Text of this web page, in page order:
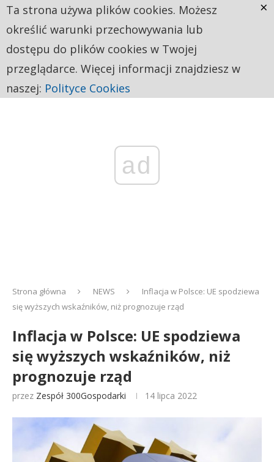
ad
Strona główna NEWS
Inflacja w Polsce: UE spodziewa
się wyższych wskaźników, niż prognozuje rząd
Inflacja w Polsce: UE spodziewa
się wyższych wskaźników, niż
prognozuje rząd
przez Zespół 300Gospodarki 14 lipca 2022
Ta strona używa plików cookies. Możesz
określić warunki przechowywania lub
dostępu do plików cookies w Twojej
przeglądarce. Więcej informacji znajdziesz w
naszej: Polityce Cookies
×